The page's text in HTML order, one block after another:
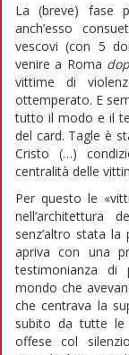
La (breve) fase
anch’esso
vescovi (con 5
venire a Roma
vittime di
ottemperato. E
tutto il modo e il
del card. Tagle è
Cristo (…)
centralità delle
Per questo le
nell’architettura
senz’altro stata
apriva con una
testimonianza di
mondo che
che centrava la
subito da tutte
offese col